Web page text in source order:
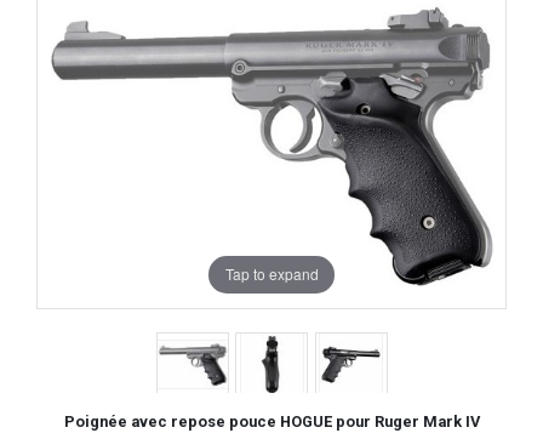
Tap to expand
Poignée avec repose pouce HOGUE pour Ruger Mark IV